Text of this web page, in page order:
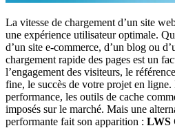
La vitesse de chargement d’un site
une expérience utilisateur optimale.
d’un site e-commerce, d’un blog ou
chargement rapide des pages est un
l’engagement des visiteurs, le
fine, le succès de votre projet en ligne.
performance, les outils de cache
imposés sur le marché. Mais une
performante fait son apparition : LWS